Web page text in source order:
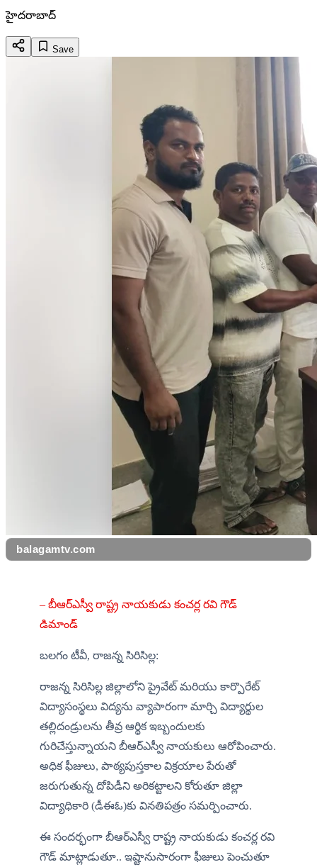
హైదరాబాద్
Save
balagamtv.com
– బీఆర్ఎస్వీ రాష్ట్ర నాయకుడు కంచర్ల రవి గౌడ్
డిమాండ్
బలగం టీవీ, రాజన్న సిరిసిల్ల:
రాజన్న సిరిసిల్ల జిల్లాలోని ప్రైవేట్ మరియు కార్పొరేట్
విద్యాసంస్థలు విద్యను వ్యాపారంగా మార్చి విద్యార్థుల
తల్లిదండ్రులను తీవ్ర ఆర్థిక ఇబ్బందులకు
గురిచేస్తున్నాయని బీఆర్ఎస్వీ నాయకులు ఆరోపించారు.
అధిక ఫీజులు, పాఠ్యపుస్తకాల విక్రయాల పేరుతో
జరుగుతున్న దోపిడీని అరికట్టాలని కోరుతూ జిల్లా
విద్యాధికారి (డీఈఓ)కు వినతిపత్రం సమర్పించారు.
ఈ సందర్భంగా బీఆర్ఎస్వీ రాష్ట్ర నాయకుడు కంచర్ల రవి
గౌడ్ మాట్లాడుతూ.. ఇష్టానుసారంగా ఫీజులు పెంచుతూ